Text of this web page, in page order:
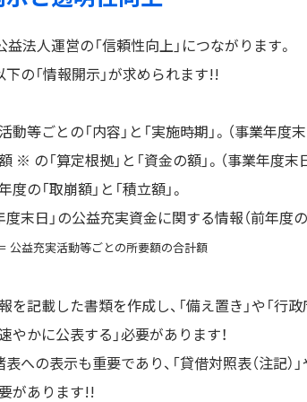
益法人運営の「信頼性向上」につながります。
下の「情報開示」が求められます!!
ごとの「内容」と「実施時期」。（事業年度末
の「算定根拠」と「資金の額」。（事業年度末
「取崩額」と「積立額」。
末日」の公益充実資金に関する情報（前年度
公益充実活動等ごとの所要額の合計額
記載した書類を作成し、「備え置き」や「行
やかに公表する」必要があります！
への表示も重要であり、「貸借対照表（注記）
があります!!